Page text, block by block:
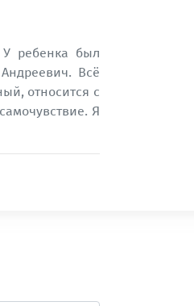
У ребенка был
Всё
относится с
Я